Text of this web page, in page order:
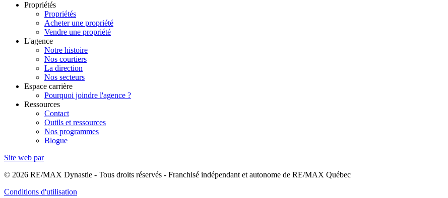
Propriétés
Propriétés
Acheter une propriété
Vendre une propriété
L'agence
Notre histoire
Nos courtiers
La direction
Nos secteurs
Espace carrière
Pourquoi joindre l'agence ?
Ressources
Contact
Outils et ressources
Nos programmes
Blogue
Site web par
© 2026 RE/MAX Dynastie - Tous droits réservés - Franchisé indépendant et autonome de RE/MAX Québec
Conditions d'utilisation